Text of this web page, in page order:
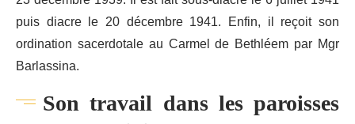
puis diacre le 20 décembre 1941. Enfin, il reçoit son
ordination sacerdotale au Carmel de Bethléem par Mgr
Barlassina.
Son travail dans les paroisses